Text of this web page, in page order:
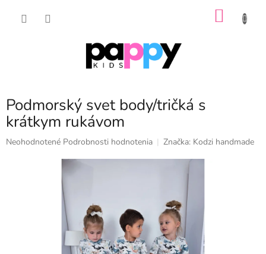
Podmorský svet body/tričká s
krátkym rukávom
Priemerné
Neohodnotené Podrobnosti hodnotenia Značka: Kodzi handmade